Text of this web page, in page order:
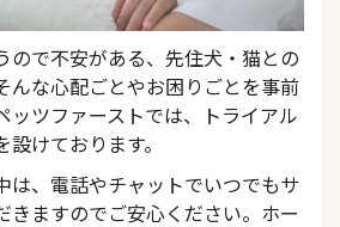
ので不安がある、先住犬・猫との
んな心配ごとやお困りごとを事前
ッツファーストでは、トライアル
けております。
は、電話やチャットでいつでもサ
きますのでご安心ください。ホー